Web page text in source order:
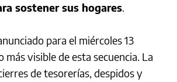
sostener sus hogares.
para el miércoles 13
más visible de esta secuencia. La
de tesorerías, despidos y